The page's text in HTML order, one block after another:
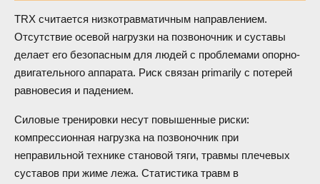
TRX считается низкотравматичным направлением.
Отсутствие осевой нагрузки на позвоночник и суставы
делает его безопасным для людей с проблемами опорно-
двигательного аппарата. Риск связан primarily с потерей
равновесия и падением.
Силовые тренировки несут повышенные риски:
компрессионная нагрузка на позвоночник при
неправильной технике становой тяги, травмы плечевых
суставов при жиме лежа. Статистика травм в